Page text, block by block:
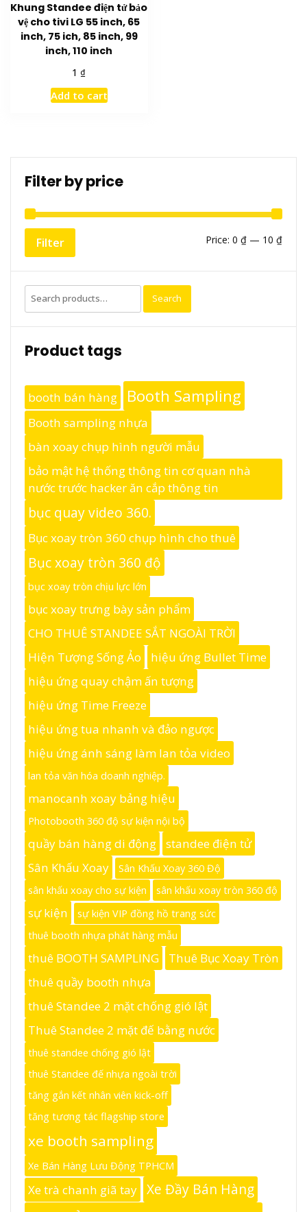
Khung Standee điện tử bảo
vệ cho tivi LG 55 inch, 65
inch, 75 ich, 85 inch, 99
inch, 110 inch
1 ₫
Add to cart
Filter by price
Min
Max
Filter Price: 0 ₫ — 10 ₫
Search
for:
Search
Product tags
booth bán hàng Booth Sampling
Booth sampling nhựa
bàn xoay chụp hình người mẫu
bảo mật hệ thống thông tin cơ quan nhà
nước trước hacker ăn cắp thông tin
bục quay video 360.
Bục xoay tròn 360 chụp hình cho thuê
Bục xoay tròn 360 độ
bục xoay tròn chịu lực lớn
bục xoay trưng bày sản phẩm
CHO THUÊ STANDEE SẮT NGOÀI TRỜI
Hiện Tượng Sống Ảo
hiệu ứng Bullet Time
hiệu ứng quay chậm ấn tượng
hiệu ứng Time Freeze
hiệu ứng tua nhanh và đảo ngược
hiệu ứng ánh sáng làm lan tỏa video
lan tỏa văn hóa doanh nghiệp.
manocanh xoay bảng hiệu
Photobooth 360 độ sự kiện nội bộ
quầy bán hàng di động
standee điện tử
Sân Khấu Xoay
Sân Khấu Xoay 360 Độ
sân khấu xoay cho sự kiện
sân khấu xoay tròn 360 độ
sự kiện
sự kiện VIP đồng hồ trang sức
thuê booth nhựa phát hàng mẫu
thuê BOOTH SAMPLING
Thuê Bục Xoay Tròn
thuê quầy booth nhựa
thuê Standee 2 mặt chống gió lật
Thuê Standee 2 mặt đế bằng nước
thuê standee chống gió lật
thuê Standee đế nhựa ngoài trời
tăng gắn kết nhân viên kick-off
tăng tương tác flagship store
xe booth sampling
Xe Bán Hàng Lưu Động TPHCM
Xe trà chanh giã tay Xe Đầy Bán Hàng